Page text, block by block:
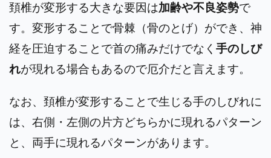
頚椎が変形する大きな要因は加齢や不良姿勢で
す。変形することで骨棘（骨のとげ）ができ、神
経を圧迫することで首の痛みだけでなく 手のしび
れが現れる場合もあるので厄介だと言えます。
なお、頚椎が変形することで生じる手のしびれに
は、右側・左側の片方どちらかに現れるパターン
と、両手に現れるパターンがあります。